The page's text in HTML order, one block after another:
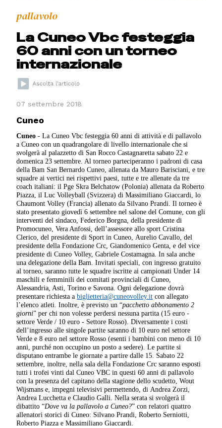
pallavolo
La Cuneo Vbc festeggia
60 anni con un torneo
internazionale
07 settembre 2018
Cuneo
Cuneo - La Cuneo Vbc festeggia 60 anni di attività e di pallavolo
a Cuneo con un quadrangolare di livello internazionale che si
svolgerà al palazzetto di San Rocco Castagnaretta sabato 22 e
domenica 23 settembre. Al torneo parteciperanno i padroni di casa
della Bam San Bernardo Cuneo, allenata da Mauro Barisciani, e tre
squadre ai vertici nei rispettivi paesi, tutte e tre allenate da tre
coach italiani: il Pge Skra Belchatow (Polonia) allenata da Roberto
Piazza, il Luc Volleyball (Svizzera) di Massimiliano Giaccardi, lo
Chaumont Volley (Francia) allenato da Silvano Prandi. Il torneo è
stato presentato giovedì 6 settembre nel salone del Comune, con gli
interventi del sindaco, Federico Borgna, della presidente di
Promocuneo, Vera Anfossi, dell’assessore allo sport Cristina
Clerico, del presidente di Sport in Cuneo, Aurelio Cavallo, del
presidente della Fondazione Crc, Giandomenico Genta, e del vice
presidente di Cuneo Volley, Gabriele Costamagna. In sala anche
una delegazione della Bam. Invitati speciali, con ingresso gratuito
al torneo, saranno tutte le squadre iscritte ai campionati Under 14
maschili e femminili dei comitati provinciali di Cuneo,
Alessandria, Asti, Torino e Savona. Ogni delegazione dovrà
presentare richiesta abiglietteria@cuneovolley.it con allegato
l’elenco atleti. Inoltre, è previsto un “pacchetto abbonamento 2
giorni” per chi non volesse perdersi nessuna partita (15 euro -
settore Verde / 10 euro - Settore Rosso). Diversamente i costi
dell’ingresso alle singole partite saranno di 10 euro nel settore
Verde e 8 euro nel settore Rosso (esenti i bambini con meno di 10
anni, purché non occupino un posto a sedere). Le partite si
disputano entrambe le giornate a partire dalle 15. Sabato 22
settembre, inoltre, nella sala della Fondazione Crc saranno esposti
tutti i trofei vinti dal Cuneo VBC in questi 60 anni di pallavolo
con la presenza del capitano della stagione dello scudetto, Wout
Wijsmans e, impegni televisivi permettendo, di Andrea Zorzi,
Andrea Lucchetta e Claudio Galli. Nella serata si svolgerà il
dibattito “Dove va la pallavolo a Cuneo?” con relatori quattro
allenatori storici di Cuneo: Silvano Prandi, Roberto Serniotti,
Roberto Piazza e Massimiliano Giaccardi.